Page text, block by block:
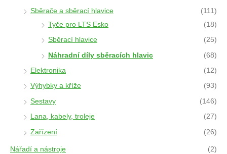
Sběrače a sběrací hlavice
(111)
Tyče pro LTS Esko
(18)
Sběrací hlavice (25)
Náhradní díly sběracích hlavic (68)
Elektronika (12)
Výhybky a kříže (93)
Sestavy (146)
Lana, kabely, troleje (27)
Zařízení (26)
Nářadí a nástroje (2)